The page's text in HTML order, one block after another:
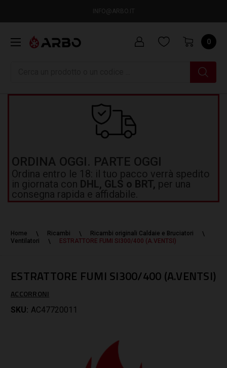
INFO@ARBO.IT
0
ORDINA OGGI. PARTE OGGI
Ordina entro le 18: il tuo pacco verrà spedito
in giornata con DHL, GLS o BRT, per una
consegna rapida e affidabile.
Home Ricambi
Ricambi originali Caldaie e Bruciatori
Ventilatori
ESTRATTORE FUMI SI300/400 (A.VENTSI)
ESTRATTORE FUMI SI300/400 (A.VENTSI)
ACCORRONI
SKU: AC47720011